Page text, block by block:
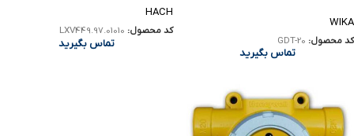
WIKA
کد محصول: GDT-20
تماس بگیرید
HACH
کد محصول: LXV449.97.01010
تماس بگیرید